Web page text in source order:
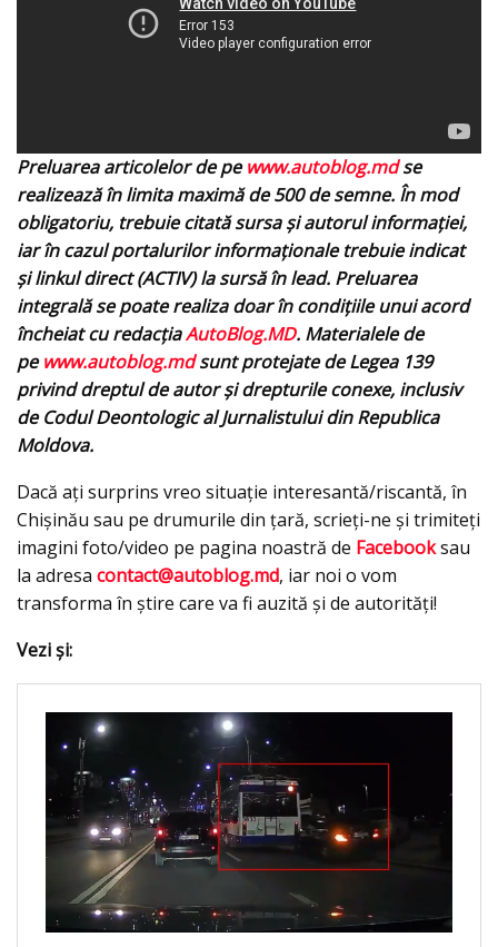
Preluarea articolelor de pewww.autoblog.mdse
realizează în limita maximă de 500 de semne. În mod
obligatoriu, trebuie citată sursa și autorul informației,
iar în cazul portalurilor informaționale trebuie indicat
și linkul direct (ACTIV) la sursă în lead. Preluarea
integrală se poate realiza doar în condițiile unui acord
încheiat cu redacţiaAutoBlog.MD. Materialele de
pewww.autoblog.mdsunt protejate de Legea 139
privind dreptul de autor și drepturile conexe, inclusiv
de Codul Deontologic al Jurnalistului din Republica
Moldova.
Dacă aţi surprins vreo situaţie interesantă/riscantă, în
Chişinău sau pe drumurile din ţară, scrieţi-ne şi trimiteţi
imagini foto/video pe pagina noastră de Facebooksau
la adresa contact@autoblog.md, iar noi o vom
transforma în ştire care va fi auzită şi de autorităţi!
Vezi şi: